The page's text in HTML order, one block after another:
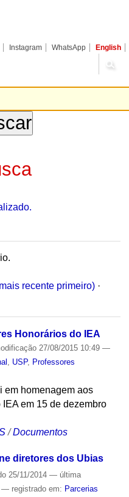
Instagram WhatsApp English
recente primeiro) ·
Honorários do IEA
27/08/2015 10:49 —
USP, Professores
em homenagem aos
em 15 de dezembro
/Documentos
diretores dos Ubias
25/11/2014 — última
— registrado em: Parcerias